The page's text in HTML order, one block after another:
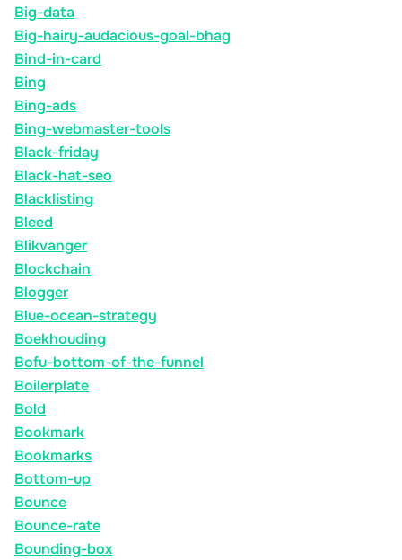
Big-data
Big-hairy-audacious-goal-bhag
Bind-in-card
Bing
Bing-ads
Bing-webmaster-tools
Black-friday
Black-hat-seo
Blacklisting
Bleed
Blikvanger
Blockchain
Blogger
Blue-ocean-strategy
Boekhouding
Bofu-bottom-of-the-funnel
Boilerplate
Bold
Bookmark
Bookmarks
Bottom-up
Bounce
Bounce-rate
Bounding-box